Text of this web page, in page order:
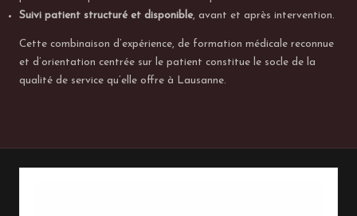
Suivi patient structuré et disponible, avant et après intervention.
Cette combinaison d’expérience, de formation médicale reconnue
et d’orientation centrée sur le patient constitue le socle de la
qualité de service qu’elle offre à Lausanne.